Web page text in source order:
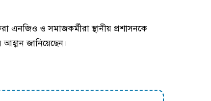
এনজিও ও সমাজকর্মীরা স্থানীয় প্রশাসনকে
জানিয়েছেন।